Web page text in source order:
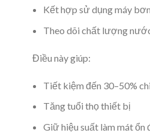
Kết hợp sử dụng máy
Theo dõi chất lượng
Điều này giúp:
Tiết kiệm đến 30–50%
Tăng tuổi thọ thiết bị
Giữ hiệu suất làm mát ổn